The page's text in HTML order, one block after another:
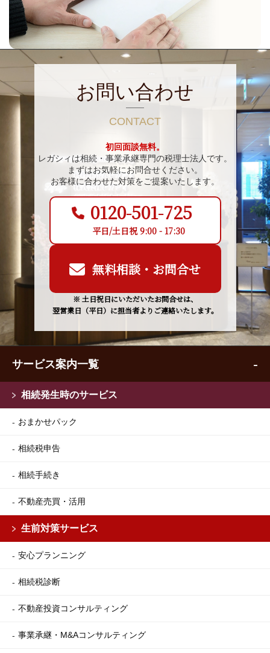
お問い合わせ
CONTACT
初回面談無料。
レガシィは相続・事業承継専門の税理士法人です。
まずはお気軽にお問合せください。
お客様に合わせた対策をご提案いたします。
0120-501-725
平日/土日祝 9:00 - 17:30
無料相談・お問合せ
※ 土日祝日にいただいたお問合せは、
翌営業日（平日）に担当者よりご連絡いたします。
サービス案内一覧
相続発生時のサービス
おまかせパック
相続税申告
相続手続き
不動産売買・活用
生前対策サービス
安心プランニング
相続税診断
不動産投資コンサルティング
事業承継・M&Aコンサルティング